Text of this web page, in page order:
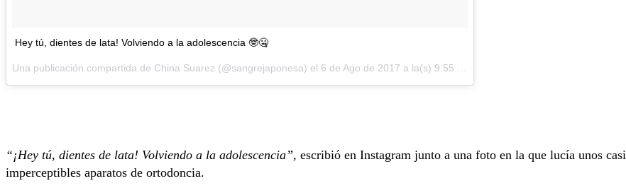
Hey tú, dientes de lata! Volviendo a la adolescencia 🤓🤐
Una publicación compartida de China Suarez (@sangrejaponesa) el 6 de Ago de 2017 a la(s) 9:55 PDT
“¡Hey tú, dientes de lata! Volviendo a la adolescencia”, escribió en Instagram junto a una foto en la que lucía unos casi
imperceptibles aparatos de ortodoncia.